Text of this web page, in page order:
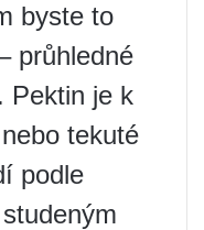
byste to
průhledné
Pektin je k
tekuté
podle